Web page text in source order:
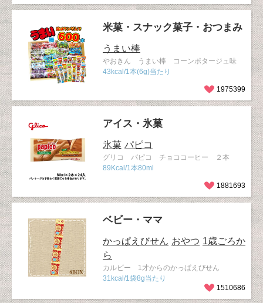
米菓・スナック菓子・おつまみ
うまい棒
やおきん うまい棒 コーンポタージュ味
43kcal/1本(6g)当たり
1975399
アイス・氷菓
氷菓 パピコ
グリコ パピコ チョココーヒー ２本
89Kcal/1本80ml
1881693
ベビー・ママ
かっぱえびせん おやつ 1歳ごろか
ら
カルビー 1才からのかっぱえびせん
31kcal/1袋8g当たり
1510686